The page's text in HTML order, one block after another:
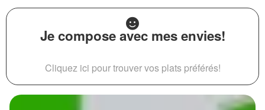
Je compose avec mes envies!
Cliquez ici pour trouver vos plats préférés!